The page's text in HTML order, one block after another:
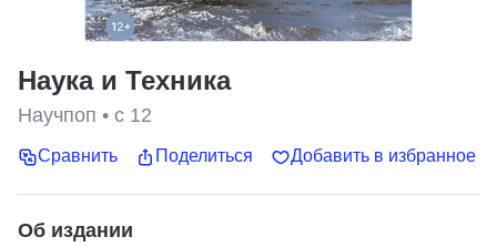
Наука и Техника
Научпоп • с 12
Сравнить Поделиться Добавить в избранное
Об издании